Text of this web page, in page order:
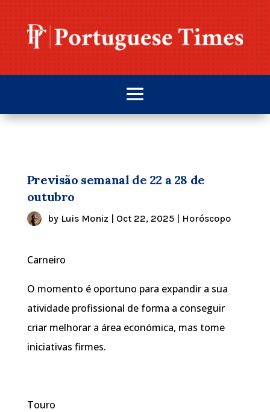
Previsão semanal de 22 a 28 de
outubro
by Luis Moniz | Oct 22, 2025| Horóscopo
Carneiro
O momento é oportuno para expandir a sua
atividade profissional de forma a conseguir
criar melhorar a área económica, mas tome
iniciativas firmes.
Touro